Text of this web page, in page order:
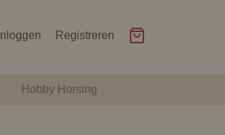
Inloggen Registreren
Hobby Horsing